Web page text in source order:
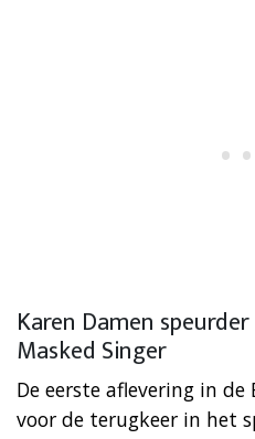
Karen Damen
Masked Singer
De eerste aflevering in de
voor de terugkeer in het